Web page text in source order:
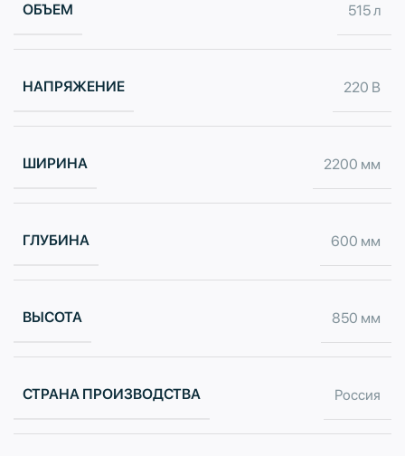
ОБЪЕМ 515 л
НАПРЯЖЕНИЕ 220 В
ШИРИНА 2200 мм
ГЛУБИНА 600 мм
ВЫСОТА 850 мм
СТРАНА ПРОИЗВОДСТВА Россия